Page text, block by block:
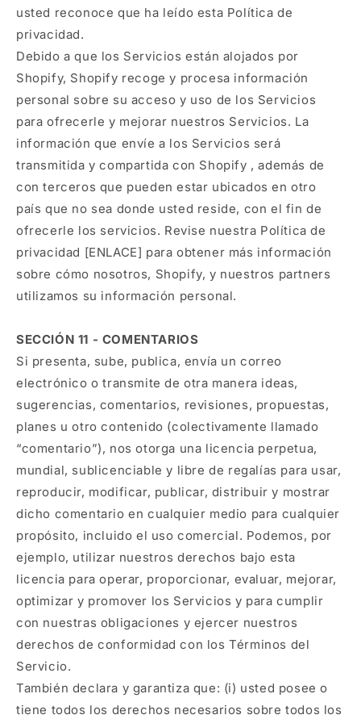
usted reconoce que ha leído esta Política de
privacidad.
Debido a que los Servicios están alojados por
Shopify, Shopify recoge y procesa información
personal sobre su acceso y uso de los Servicios
para ofrecerle y mejorar nuestros Servicios. La
información que envíe a los Servicios será
transmitida y compartida con Shopify , además de
con terceros que pueden estar ubicados en otro
país que no sea donde usted reside, con el fin de
ofrecerle los servicios. Revise nuestra Política de
privacidad [ENLACE] para obtener más información
sobre cómo nosotros, Shopify, y nuestros partners
utilizamos su información personal.
SECCIÓN 11 - COMENTARIOS
Si presenta, sube, publica, envía un correo
electrónico o transmite de otra manera ideas,
sugerencias, comentarios, revisiones, propuestas,
planes u otro contenido (colectivamente llamado
“comentario”), nos otorga una licencia perpetua,
mundial, sublicenciable y libre de regalías para usar,
reproducir, modificar, publicar, distribuir y mostrar
dicho comentario en cualquier medio para cualquier
propósito, incluido el uso comercial. Podemos, por
ejemplo, utilizar nuestros derechos bajo esta
licencia para operar, proporcionar, evaluar, mejorar,
optimizar y promover los Servicios y para cumplir
con nuestras obligaciones y ejercer nuestros
derechos de conformidad con los Términos del
Servicio.
También declara y garantiza que: (i) usted posee o
tiene todos los derechos necesarios sobre todos los